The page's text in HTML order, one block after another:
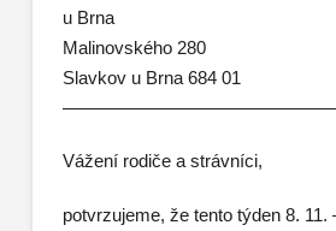
u Brna
Malinovského 280
Slavkov u Brna 684 01
Vážení rodiče a strávníci,
potvrzujeme, že tento týden 8. 11.